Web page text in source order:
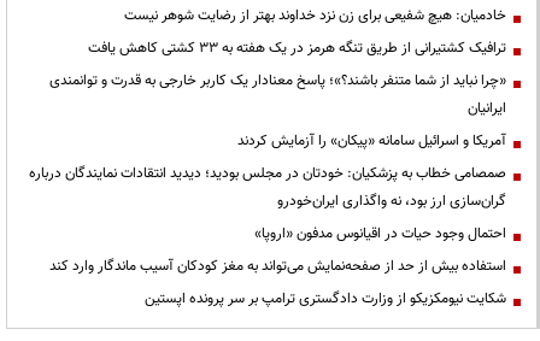
خادمیان: هیچ شفیعی برای زن نزد خداوند بهتر از رضایت شوهر نیست
ترافیک کشتیرانی از طریق تنگه هرمز در یک هفته به ۳۳ کشتی کاهش یافت
«چرا نباید از شما متنفر باشند؟»؛ پاسخ معنادار یک کاربر خارجی به قدرت و توانمندی
ایرانیان
آمریکا و اسرائیل سامانه «پیکان» را آزمایش کردند
صمصامی خطاب به پزشکیان: خودتان در مجلس بودید؛ دیدید انتقادات نمایندگان درباره
گران‌سازی ارز بود، نه واگذاری ایران‌خودرو
احتمال وجود حیات در اقیانوس مدفون «اروپا»
استفاده بیش از حد از صفحه‌نمایش می‌تواند به مغز کودکان آسیب ماندگار وارد کند
شکایت نیومکزیکو از وزارت دادگستری ترامپ بر سر پرونده اپستین